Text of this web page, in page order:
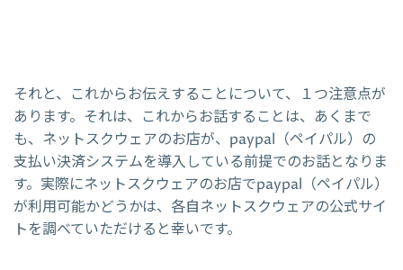
それと、これからお伝えすることについて、１つ注意点が
あります。それは、これからお話することは、あくまで
も、ネットスクウェアのお店が、paypal（ペイパル）の
支払い決済システムを導入している前提でのお話となりま
す。実際にネットスクウェアのお店でpaypal（ペイパル）
が利用可能かどうかは、各自ネットスクウェアの公式サイ
トを調べていただけると幸いです。